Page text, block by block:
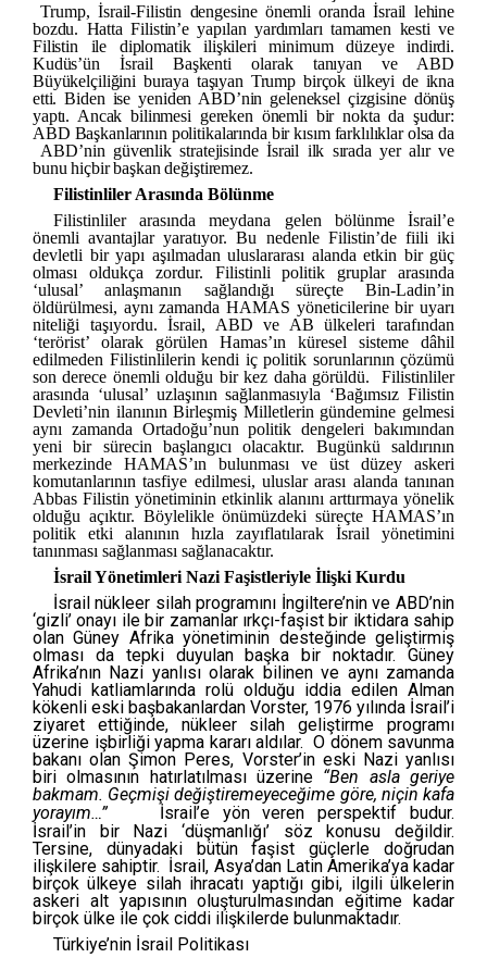
Trump, İsrail-Filistin dengesine önemli oranda İsrail lehine
bozdu. Hatta Filistin’e yapılan yardımları tamamen kesti ve
Filistin ile diplomatik ilişkileri minimum düzeye indirdi.
Kudüs’ün İsrail Başkenti olarak tanıyan ve ABD
Büyükelçiliğini buraya taşıyan Trump birçok ülkeyi de ikna
etti. Biden ise yeniden ABD’nin geleneksel çizgisine dönüş
yaptı. Ancak bilinmesi gereken önemli bir nokta da şudur:
ABD Başkanlarının politikalarında bir kısım farklılıklar olsa da
ABD’nin güvenlik stratejisinde İsrail ilk sırada yer alır ve
bunu hiçbir başkan değiştiremez.
Filistinliler Arasında Bölünme
Filistinliler arasında meydana gelen bölünme İsrail’e
önemli avantajlar yaratıyor. Bu nedenle Filistin’de fiili iki
devletli bir yapı aşılmadan uluslararası alanda etkin bir güç
olması oldukça zordur. Filistinli politik gruplar arasında
‘ulusal’ anlaşmanın sağlandığı süreçte Bin-Ladin’in
öldürülmesi, aynı zamanda HAMAS yöneticilerine bir uyarı
niteliği taşıyordu. İsrail, ABD ve AB ülkeleri tarafından
‘terörist’ olarak görülen Hamas’ın küresel sisteme dâhil
edilmeden Filistinlilerin kendi iç politik sorunlarının çözümü
son derece önemli olduğu bir kez daha görüldü. Filistinliler
arasında ‘ulusal’ uzlaşının sağlanmasıyla ‘Bağımsız Filistin
Devleti’nin ilanının Birleşmiş Milletlerin gündemine gelmesi
aynı zamanda Ortadoğu’nun politik dengeleri bakımından
yeni bir sürecin başlangıcı olacaktır. Bugünkü saldırının
merkezinde HAMAS’ın bulunması ve üst düzey askeri
komutanlarının tasfiye edilmesi, uluslar arası alanda tanınan
Abbas Filistin yönetiminin etkinlik alanını arttırmaya yönelik
olduğu açıktır. Böylelikle önümüzdeki süreçte HAMAS’ın
politik etki alanının hızla zayıflatılarak İsrail yönetimini
tanınması sağlanması sağlanacaktır.
İsrail Yönetimleri Nazi Faşistleriyle İlişki Kurdu
İsrail nükleer silah programını İngiltere’nin ve ABD’nin
‘gizli’ onayı ile bir zamanlar ırkçı-faşist bir iktidara sahip
olan Güney Afrika yönetiminin desteğinde geliştirmiş
olması da tepki duyulan başka bir noktadır. Güney
Afrika’nın Nazi yanlısı olarak bilinen ve aynı zamanda
Yahudi katliamlarında rolü olduğu iddia edilen Alman
kökenli eski başbakanlardan Vorster, 1976 yılında İsrail’i
ziyaret ettiğinde, nükleer silah geliştirme programı
üzerine işbirliği yapma kararı aldılar. O dönem savunma
bakanı olan Şimon Peres, Vorster’in eski Nazi yanlısı
biri olmasının hatırlatılması üzerine “Ben asla geriye
bakmam. Geçmişi değiştiremeyeceğime göre, niçin kafa
yorayım…”
İsrail’e yön veren perspektif budur.
İsrail’in bir Nazi ‘düşmanlığı’ söz konusu değildir.
Tersine, dünyadaki bütün faşist güçlerle doğrudan
ilişkilere sahiptir. İsrail, Asya’dan Latin Amerika’ya kadar
birçok ülkeye silah ihracatı yaptığı gibi, ilgili ülkelerin
askeri alt yapısının oluşturulmasından eğitime kadar
birçok ülke ile çok ciddi ilişkilerde bulunmaktadır.
Türkiye’nin İsrail Politikası